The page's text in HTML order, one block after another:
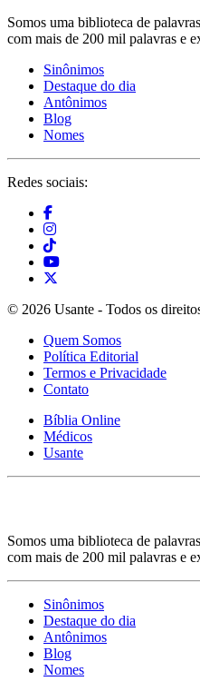
Somos uma biblioteca de
com mais de 200 mil palavras e
Sinônimos
Destaque do dia
Antônimos
Blog
Nomes
Redes sociais:
© 2026 Usante - Todos os
Quem Somos
Política Editorial
Termos e Privacidade
Contato
Bíblia Online
Médicos
Usante
Somos uma biblioteca de
com mais de 200 mil palavras e
Sinônimos
Destaque do dia
Antônimos
Blog
Nomes